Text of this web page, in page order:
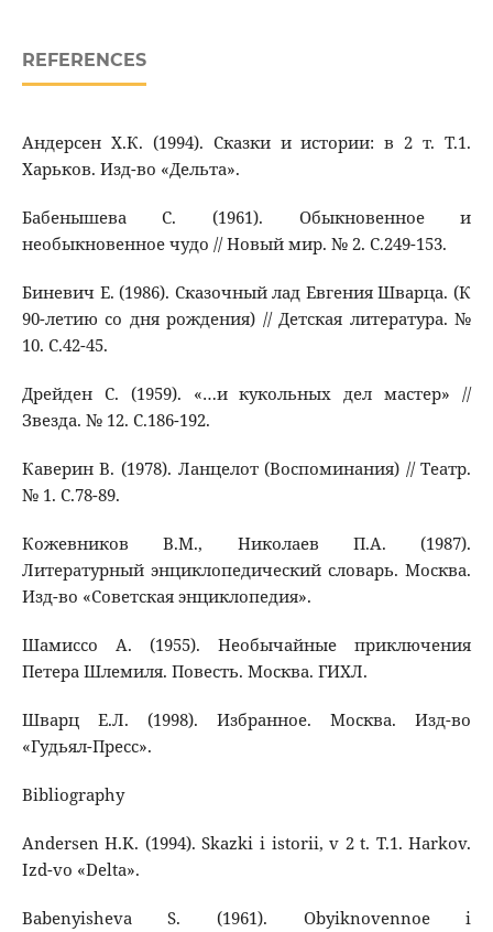
REFERENCES
Андерсен Х.К. (1994). Сказки и истории: в 2 т. Т.1.
Харьков. Изд-во «Дельта».
Бабенышева С. (1961). Обыкновенное и
необыкновенное чудо // Новый мир. № 2. С.249-153.
Биневич Е. (1986). Сказочный лад Евгения Шварца. (К
90-летию со дня рождения) // Детская литература. №
10. С.42-45.
Дрейден С. (1959). «…и кукольных дел мастер» //
Звезда. № 12. С.186-192.
Каверин В. (1978). Ланцелот (Воспоминания) // Театр.
№ 1. С.78-89.
Кожевников В.М., Николаев П.А. (1987).
Литературный энциклопедический словарь. Москва.
Изд-во «Советская энциклопедия».
Шамиссо А. (1955). Необычайные приключения
Петера Шлемиля. Повесть. Москва. ГИХЛ.
Шварц Е.Л. (1998). Избранное. Москва. Изд-во
«Гудьял-Пресс».
Bibliography
Andersen H.K. (1994). Skazki i istorii, v 2 t. T.1. Harkov.
Izd-vo «Delta».
Babenyisheva S. (1961). Obyiknovennoe i